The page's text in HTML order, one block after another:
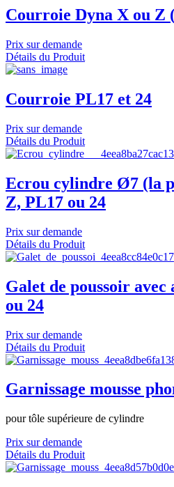
Courroie Dyna X ou Z
Prix sur demande
Détails du Produit
Courroie PL17 et 24
Prix sur demande
Détails du Produit
Ecrou cylindre Ø7 (la
Z, PL17 ou 24
Prix sur demande
Détails du Produit
Galet de poussoir
ou 24
Prix sur demande
Détails du Produit
Garnissage mousse
pour tôle supérieure de cylindre
Prix sur demande
Détails du Produit